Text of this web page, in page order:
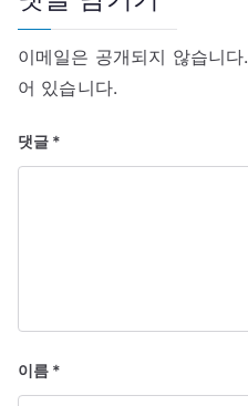
375
년
이메일은 공개되지 않습니다.
어 있습니다.
댓글 *
이름 *